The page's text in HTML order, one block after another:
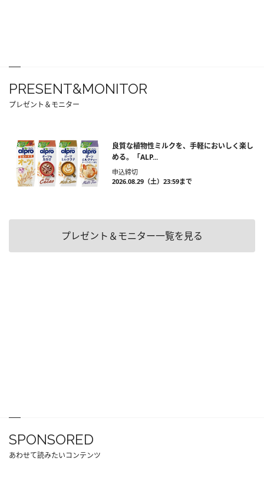
PRESENT&MONITOR
プレゼント＆モニター
良質な植物性ミルクを、手軽においしく楽し
める。「ALP...
申込締切
2026.08.29（土）23:59まで
プレゼント＆モニター一覧を見る
SPONSORED
あわせて読みたいコンテンツ